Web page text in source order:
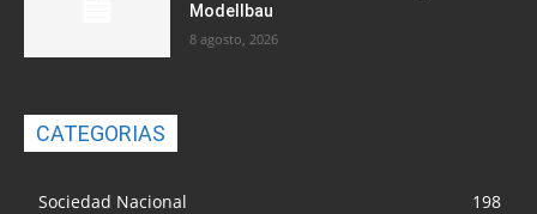
Modellbau
8 agosto, 2026
CATEGORIAS
Sociedad Nacional
198